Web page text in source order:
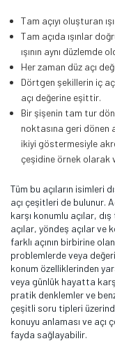
Tam açıyı oluşturan
Tam açıda ışınlar
ışının aynı
Her zaman düz açı
Dörtgen şekillerin iç
açı değerine eşittir.
Bir şişenin tam tur
noktasına geri dönen
ikiyi göstermesiyle
çeşidine örnek olarak
Tüm bu açıların isimleri
açı çeşitleri de bulunur.
karşı konumlu açılar,
açılar, yöndeş açılar ve
farklı açının birbirine
problemlerde veya
konum özelliklerinden
veya günlük hayatta
pratik denklemler ve
çeşitli soru tipleri
konuyu anlaması ve açı
fayda sağlayabilir.